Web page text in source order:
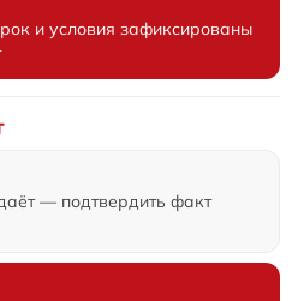
и условия зафиксированы
— подтвердить факт